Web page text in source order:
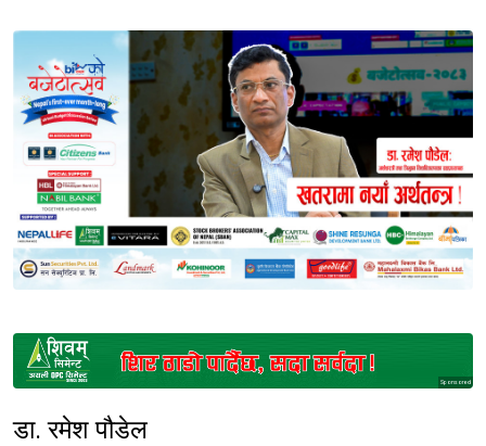
Sponsored
डा. रमेश पौडेल